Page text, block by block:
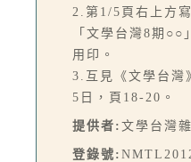
2.第1/5頁右上方
「文學台灣8期○○
用印。
3.互見《文學台灣
5日，頁18-20。
提供者: 文學台灣
登錄號: